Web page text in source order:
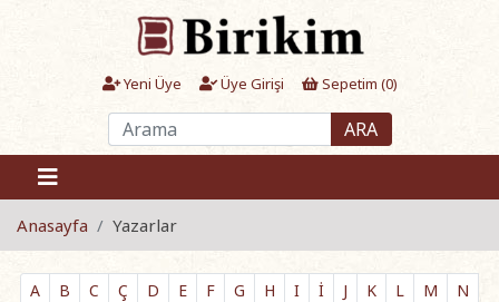
Yeni Üye Üye Girişi Sepetim (0)
ARA
Anasayfa Yazarlar
A B C Ç D E F G H I İ J K L M
N